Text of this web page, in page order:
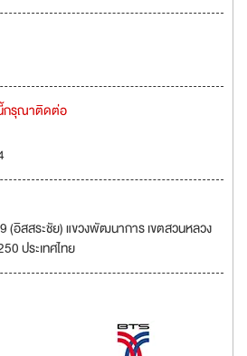
กรุณาติดต่อ
(อิสสระชัย) แขวงพัฒนาการ เขตสวนหลวง
ประเทศไทย